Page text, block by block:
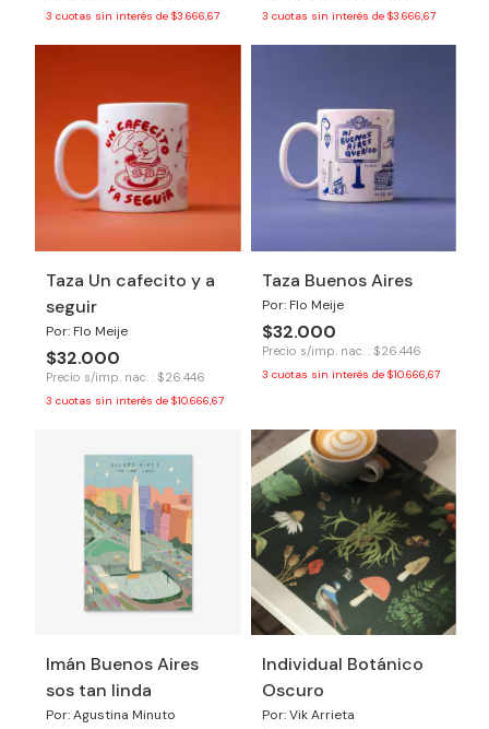
3 cuotas sin interés de $3.666,67 3 cuotas sin interés de $3.666,67
Taza Un cafecito y a
seguir
Por: Flo Meije
$32.000
Precio s/imp. nac. : $26.446
3 cuotas sin interés de $10.666,67
Taza Buenos Aires
Por: Flo Meije
$32.000
Precio s/imp. nac. : $26.446
3 cuotas sin interés de $10.666,67
Imán Buenos Aires
sos tan linda
Por: Agustina Minuto
Individual Botánico
Oscuro
Por: Vik Arrieta